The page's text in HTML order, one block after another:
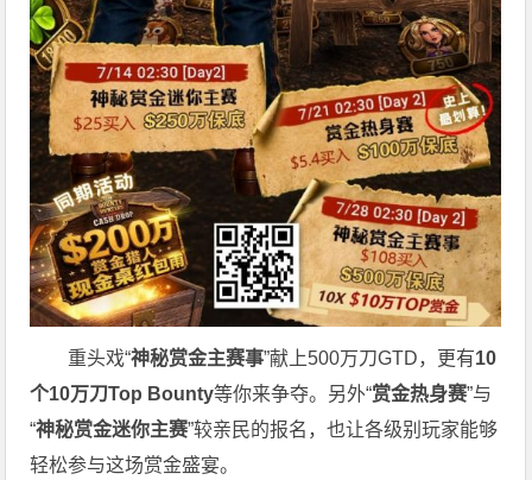
重头戏“神秘赏金主赛事”献上500万刀GTD，更有10
个10万刀Top Bounty等你来争夺。另外“赏金热身赛”与
“神秘赏金迷你主赛”较亲民的报名，也让各级别玩家能够
轻松参与这场赏金盛宴。